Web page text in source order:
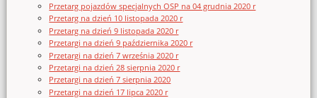
Przetarg pojazdów specjalnych OSP na 04 grudnia 2020 r
Przetarg na dzień 10 listopada 2020 r
Przetarg na dzień 9 listopada 2020 r
Przetargi na dzień 9 października 2020 r
Przetargi na dzień 7 września 2020 r
Przetargi na dzień 28 sierpnia 2020 r
Przetargi na dzień 7 sierpnia 2020
Przetargi na dzień 17 lipca 2020 r